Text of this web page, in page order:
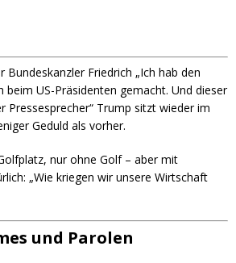
Friedrich „Ich hab den
US-Präsidenten gemacht. Und dieser
Pressesprecher“ Trump sitzt wieder im
Geduld als vorher.
nur ohne Golf – aber mit
„Wie kriegen wir unsere Wirtschaft
und Parolen